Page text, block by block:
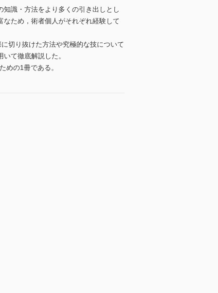
識・方法をより多くの引き出しとし
ため，術者個人がそれぞれ経験して
切り抜けた方法や究極的な技について
て徹底解説した。
めの1冊である。